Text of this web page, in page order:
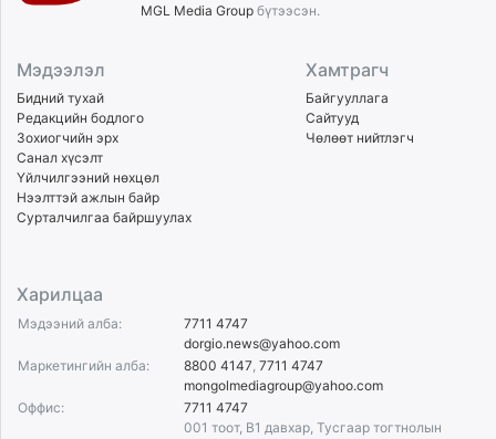
MGL Media Group бүтээсэн.
Мэдээлэл
Бидний тухай
Редакцийн бодлого
Зохиогчийн эрх
Санал хүсэлт
Үйлчилгээний нөхцөл
Нээлттэй ажлын байр
Сурталчилгаа байршуулах
Хамтрагч
Байгууллага
Сайтууд
Чөлөөт нийтлэгч
Харилцаа
Мэдээний алба:
7711 4747
dorgio.news@yahoo.com
Маркетингийн алба:
8800 4147 7711 4747
mongolmediagroup@yahoo.com
Оффис:
7711 4747
001 тоот, B1 давхар, Тусгаар тогтнолын